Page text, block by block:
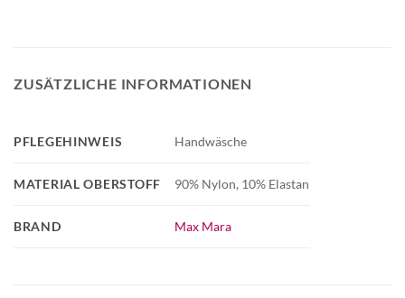
ZUSÄTZLICHE INFORMATIONEN
BRAND Max Mara
PFLEGEHINWEIS Handwäsche
MATERIAL OBERSTOFF 90% Nylon, 10% Elastan